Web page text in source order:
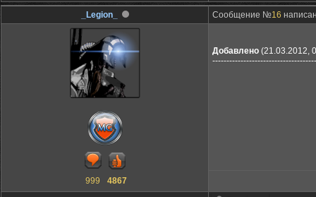
_Legion_ Сообщение №16
999 4867
Добавлено (21.03.2012,